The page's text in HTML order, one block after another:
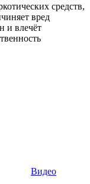
средств,
вред
и влечёт
Видео